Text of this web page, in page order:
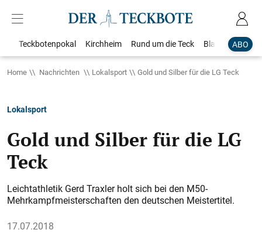
ABO
Teckbotenpokal Kirchheim Rund um die Teck Blaulicht
Home Nachrichten Lokalsport Gold und Silber für die LG Teck
Lokalsport
Gold und Silber für die LG
Teck
Leichtathletik Gerd Traxler holt sich bei den M50-
Mehrkampfmeisterschaften den deutschen Meistertitel.
17.07.2018